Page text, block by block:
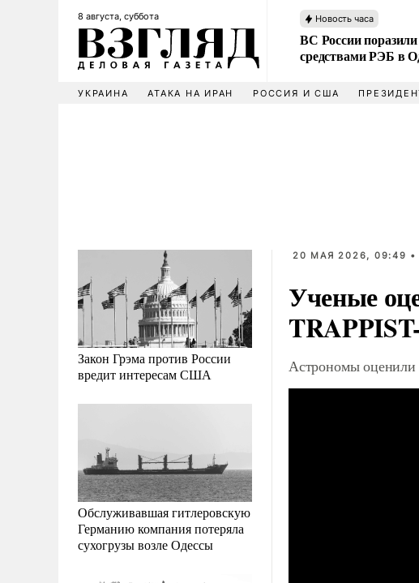
8 августа, суббота Новость часа
ВС России
средствами РЭБ в
УКРАИНА АТАКА НА ИРАН РОССИЯ И США
Закон Грэма против России
вредит интересам США
Обслуживавшая гитлеровскую
Германию компания потеряла
сухогрузы возле Одессы
20 МАЯ 2026, 09:49 •
Ученые
Астрономы оценили